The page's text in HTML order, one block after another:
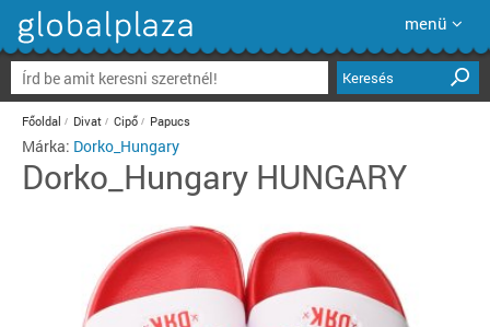
menü
Keresés
Főoldal Divat Cipő Papucs
Márka: Dorko_Hungary
Dorko_Hungary HUNGARY